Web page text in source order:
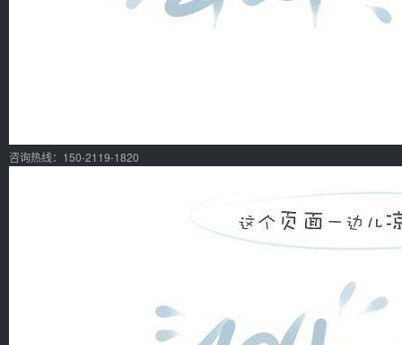
咨询热线：150-2119-1820